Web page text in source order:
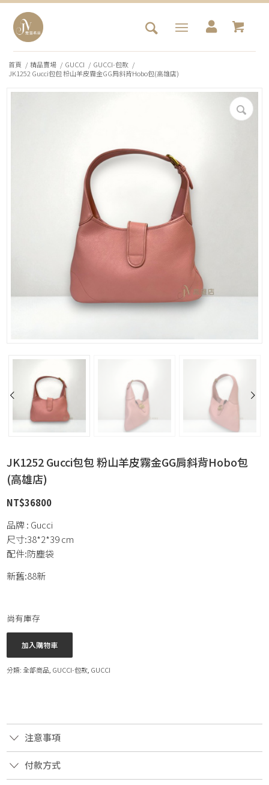
首頁 / 精品賣場 / GUCCI / GUCCI-包款 /
JK1252 Gucci包包 粉山羊皮霧金GG肩斜背Hobo包(高雄店)
JK1252 Gucci包包 粉山羊皮霧金GG肩斜背Hobo包
(高雄店)
NT$36800
品牌 : Gucci
尺寸:38*2*39 cm
配件:防塵袋
新舊:88新
尚有庫存
加入購物車
分類:全部商品 GUCCI-包款 GUCCI
注意事項
付款方式